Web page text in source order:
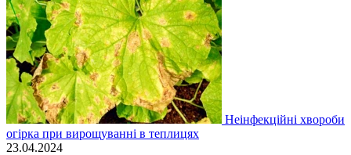
Неінфекційні хвороби
огірка при вирощуванні в теплицях
23.04.2024